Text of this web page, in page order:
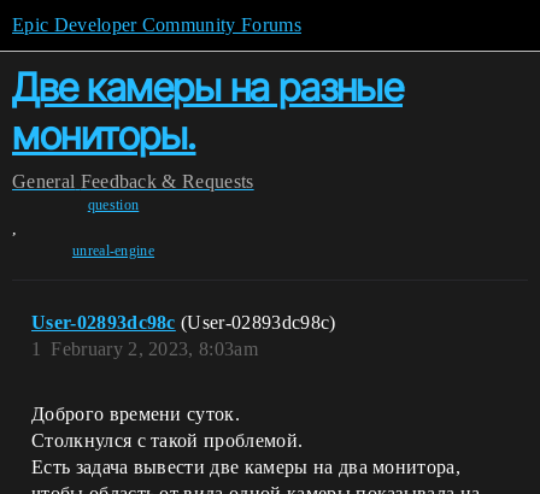
Epic Developer Community Forums
Две камеры на разные
мониторы.
General Feedback & Requests
question
,
unreal-engine
User-02893dc98c (User-02893dc98c)
February 2, 2023, 8:03am
1
Доброго времени суток.
Столкнулся с такой проблемой.
Есть задача вывести две камеры на два монитора,